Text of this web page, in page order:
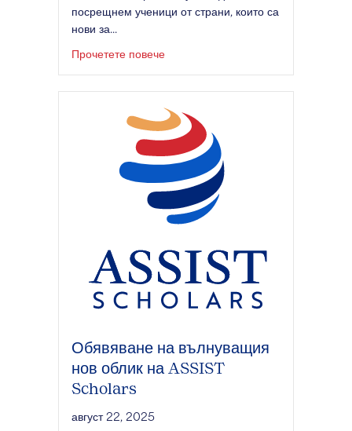
посрещнем ученици от страни, които са
нови за...
Прочетете повечеза празнуването на най-големия
Обявяване на вълнуващия
нов облик на ASSIST
Scholars
август 22, 2025